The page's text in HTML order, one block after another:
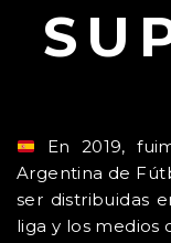
En 2019,
Argentina de
ser distribuidas
liga y los medios